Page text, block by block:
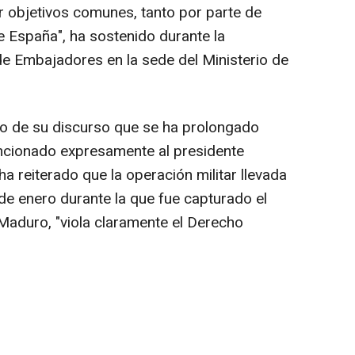
objetivos comunes, tanto por parte de
ha sostenido durante la
Embajadores en la sede del Ministerio de
de su discurso que se ha prolongado
expresamente al presidente
reiterado que la operación militar llevada
enero durante la que fue capturado el
"viola claramente el Derecho